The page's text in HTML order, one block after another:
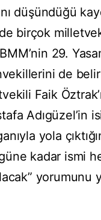
düşündüğü
birçok
29.
de
Faik
Adıgüzel’in
yola
kadar ismi
yorumunu